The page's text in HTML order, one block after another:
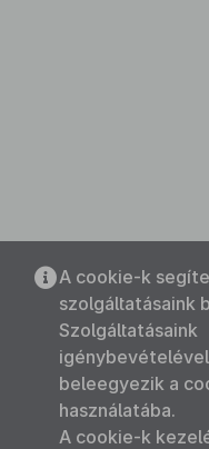
A cookie-k
szolgáltatásaink
Szolgáltatásaink
beleegyezik a
használatába.
A cookie-k